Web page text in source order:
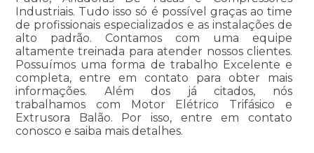
Industriais. Tudo isso só é possível graças ao time
de profissionais especializados e as instalações de
alto padrão. Contamos com uma equipe
altamente treinada para atender nossos clientes.
Possuímos uma forma de trabalho Excelente e
completa, entre em contato para obter mais
informações. Além dos já citados, nós
trabalhamos com Motor Elétrico Trifásico e
Extrusora Balão. Por isso, entre em contato
conosco e saiba mais detalhes.